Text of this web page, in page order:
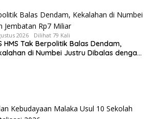
2026 Dilihat 79 Kali
HMS Tak Berpolitik Balas Dendam,
di Numbei Justru Dibalas dengan